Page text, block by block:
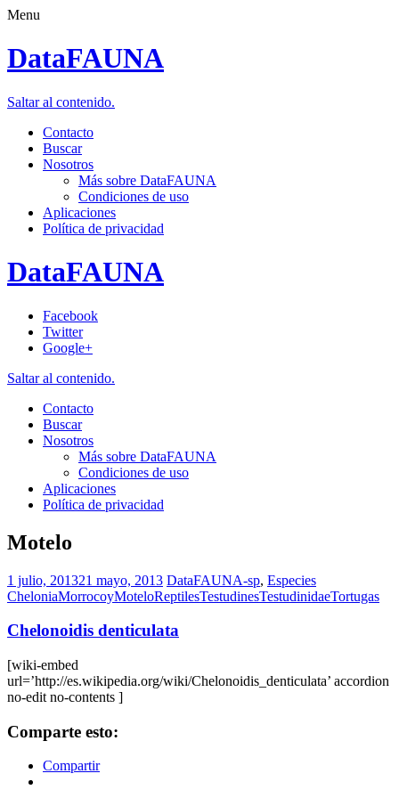
Menu
DataFAUNA
Saltar al contenido.
Contacto
Buscar
Nosotros
Más sobre DataFAUNA
Condiciones de uso
Aplicaciones
Política de privacidad
DataFAUNA
Facebook
Twitter
Google+
Saltar al contenido.
Contacto
Buscar
Nosotros
Más sobre DataFAUNA
Condiciones de uso
Aplicaciones
Política de privacidad
Motelo
1 julio, 201321 mayo, 2013 DataFAUNA-sp, Especies
CheloniaMorrocoyMoteloReptilesTestudinesTestudinidaeTortugas
Chelonoidis denticulata
[wiki-embed
url=’http://es.wikipedia.org/wiki/Chelonoidis_denticulata’ accordion
no-edit no-contents ]
Comparte esto:
Compartir